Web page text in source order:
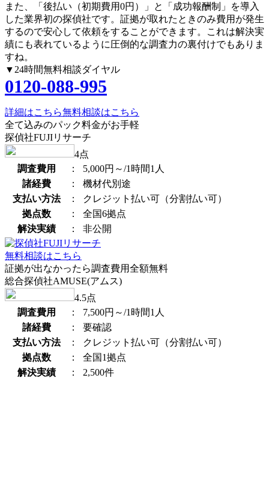
また、 「後払い（初期費用0円）」 と 「成功報酬制」
を導入
した業界初の探偵社です。証拠が取れたときのみ費用が発生
するので安心して依頼をすることができます。これは解決実
績にも表れているように圧倒的な調査力の裏付けでもありま
すね。
▼24時間無料相談ダイヤル
0120-088-995
詳細はこちら無料相談はこちら
全て込みのパック料金がお手軽
探偵社FUJIリサーチ
4点
調査費用
：
5,000円～/1時間1人
諸経費
：
機材代別途
支払い方法
：
クレジット払い可（分割払い可）
拠点数
：
全国6拠点
解決実績
： 非公開
無料相談はこちら
証拠が出なかったら調査費用全額無料
総合探偵社AMUSE(アムス)
4.5点
調査費用
：
7,500円～/1時間1人
諸経費
：
要確認
支払い方法
：
クレジット払い可（分割払い可）
拠点数
：
全国1拠点
解決実績
： 2,500件